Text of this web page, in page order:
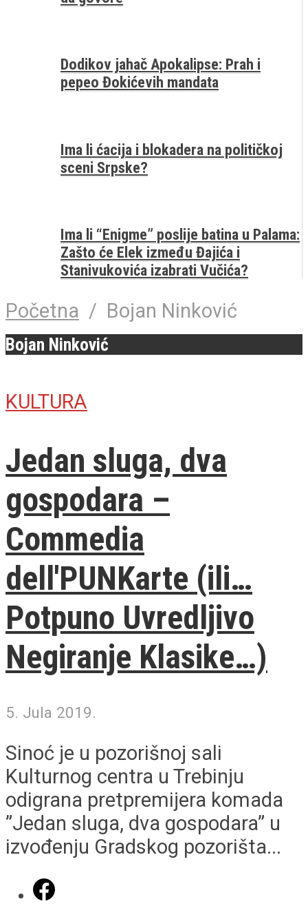
Dodikov jahač Apokalipse: Prah i
pepeo Đokićevih mandata
Ima li ćacija i blokadera na političkoj
sceni Srpske?
Ima li “Enigme” poslije batina u Palama:
Zašto će Elek između Đajića i
Stanivukovića izabrati Vučića?
Početna / Bojan Ninković
Bojan Ninković
KULTURA
Jedan sluga, dva
gospodara –
Commedia
dell'PUNKarte (ili…
Potpuno Uvredljivo
Negiranje Klasike…)
5. Jula 2019.
Sinoć je u pozorišnoj sali
Kulturnog centra u Trebinju
odigrana pretpremijera komada
”Jedan sluga, dva gospodara” u
izvođenju Gradskog pozorišta...